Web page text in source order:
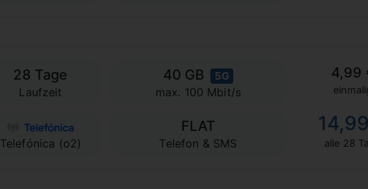
28 Tage
Laufzeit
Telefónica (o2)
40 GB 5G
max. 100 Mbit/s
FLAT
Telefon & SMS
4,99
alle 28